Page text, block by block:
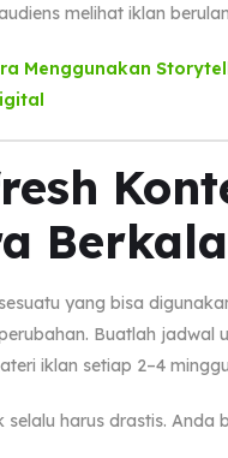
melihat iklan
Menggunakan
Berkala
yang bisa
Buatlah jadwal
iklan setiap 2–4
selalu harus drastis. Anda